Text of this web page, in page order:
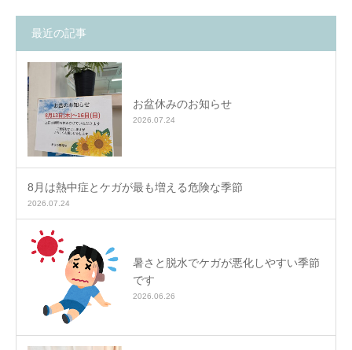
最近の記事
お盆休みのお知らせ
2026.07.24
8月は熱中症とケガが最も増える危険な季節
2026.07.24
暑さと脱水でケガが悪化しやすい季節
です
2026.06.26